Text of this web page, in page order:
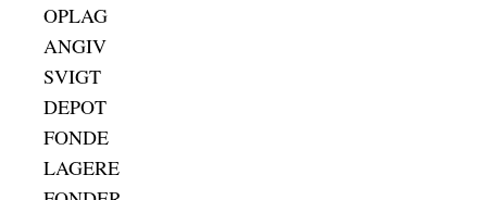
OPLAG
ANGIV
SVIGT
DEPOT
FONDE
LAGERE